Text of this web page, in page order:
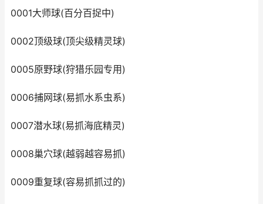
0001大师球(百分百捉中)
0002顶级球(顶尖级精灵球)
0005原野球(狩猎乐园专用)
0006捕网球(易抓水系虫系)
0007潜水球(易抓海底精灵)
0008巢穴球(越弱越容易抓)
0009重复球(容易抓抓过的)